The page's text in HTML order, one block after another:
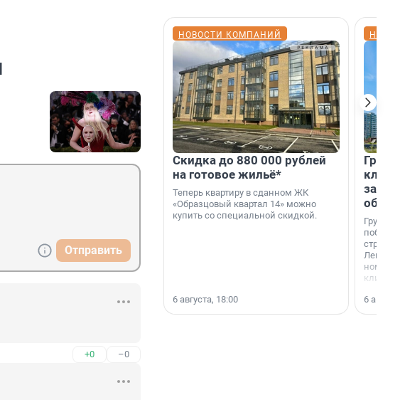
Отправить
+0 –0
НОВОСТИ КОМПАНИЙ
Скидка до 880 000 рублей
на готовое жильё*
Теперь квартиру в сданном ЖК
«Образцовый квартал 14» можно
купить со специальной скидкой.
6 августа, 18:00
Группа
области».
6